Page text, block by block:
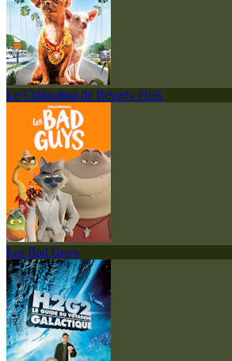
Le Chihuahua de Beverly Hills
Les Bad Guys